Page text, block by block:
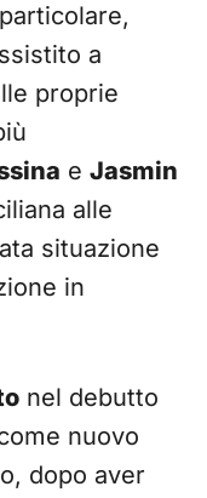
a
proprie
e Jasmin
alle
situazione
in
nel debutto
nuovo
dopo aver